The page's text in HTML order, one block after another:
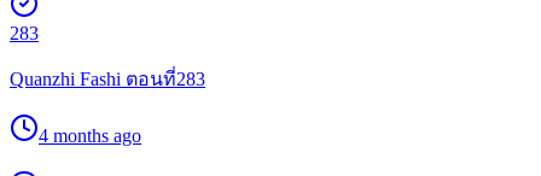
283
Quanzhi Fashi ตอนที่283
4 months ago